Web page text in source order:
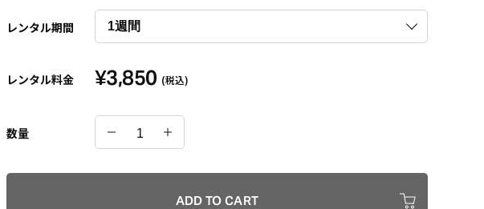
レンタル期間
レンタル料金 ¥3,850 (税込)
数量
r（ア
ー
ル）
ADD TO CART